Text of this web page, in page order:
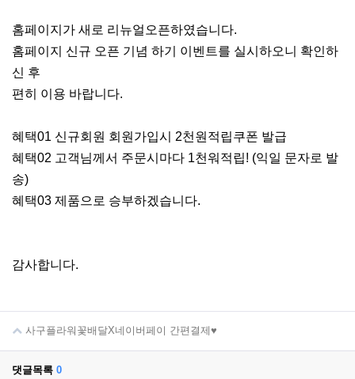
홈페이지가 새로 리뉴얼오픈하였습니다.
홈페이지 신규 오픈 기념 하기 이벤트를 실시하오니 확인하
신 후
편히 이용 바랍니다.
혜택01 신규회원 회원가입시 2천원적립쿠폰 발급
혜택02 고객님께서 주문시마다 1천워적립! (익일 문자로 발
송)
혜택03 제품으로 승부하겠습니다.
감사합니다.
사구플라워꽃배달X네이버페이 간편결제♥
댓글목록 0